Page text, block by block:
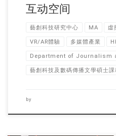
互动空间
藝創科技研究中心 MA 虛
VR/AR體驗 多媒體產業
Department of Journalism
藝創科技及數碼傳播文學碩士課
by